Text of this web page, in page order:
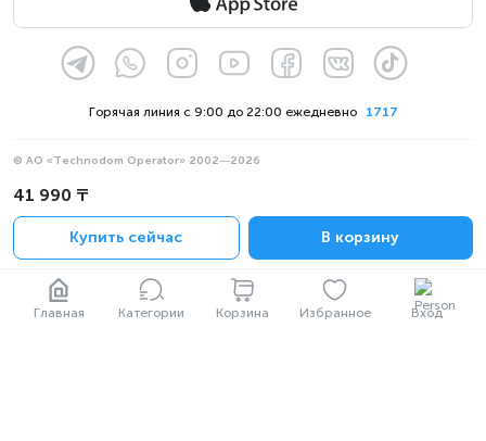
Главная Категории Корзина Избранное Вход
41 990 ₸
Купить сейчас В корзину
1717
Горячая линия с 9:00 до 22:00 ежедневно
© АО «Technodom Operator» 2002—2026
Политика конфиденциальности